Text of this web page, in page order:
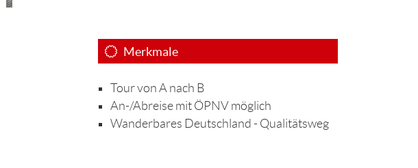
Merkmale
Tour von A nach B
An-/Abreise mit ÖPNV möglich
Wanderbares Deutschland - Qualitätsweg